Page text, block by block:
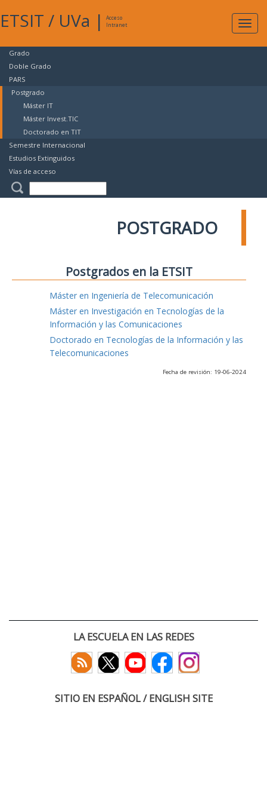
ETSIT / UVa |
Acceso
Intranet
Grado
Doble Grado
PARS
Postgrado
Máster IT
Máster Invest.TIC
Doctorado en TIT
Semestre Internacional
Estudios Extinguidos
Vías de acceso
POSTGRADO
Postgrados en la ETSIT
Máster en Ingeniería de Telecomunicación
Máster en Investigación en Tecnologías de la
Información y las Comunicaciones
Doctorado en Tecnologías de la Información y las
Telecomunicaciones
Fecha de revisión: 19-06-2024
LA ESCUELA EN LAS REDES
SITIO EN ESPAÑOL / ENGLISH SITE